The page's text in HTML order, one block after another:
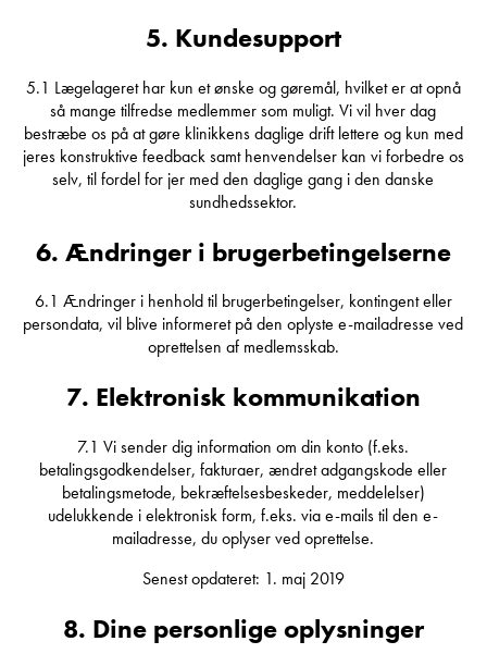
5. Kundesupport
5.1 Lægelageret har kun et ønske og gøremål, hvilket er at opnå
så mange tilfredse medlemmer som muligt. Vi vil hver dag
bestræbe os på at gøre klinikkens daglige drift lettere og kun med
jeres konstruktive feedback samt henvendelser kan vi forbedre os
selv, til fordel for jer med den daglige gang i den danske
sundhedssektor.
6. Ændringer i brugerbetingelserne
6.1 Ændringer i henhold til brugerbetingelser, kontingent eller
persondata, vil blive informeret på den oplyste e-mailadresse ved
oprettelsen af medlemsskab.
7. Elektronisk kommunikation
7.1 Vi sender dig information om din konto (f.eks.
betalingsgodkendelser, fakturaer, ændret adgangskode eller
betalingsmetode, bekræftelsesbeskeder, meddelelser)
udelukkende i elektronisk form, f.eks. via e-mails til den e-
mailadresse, du oplyser ved oprettelse.
Senest opdateret: 1. maj 2019
8. Dine personlige oplysninger